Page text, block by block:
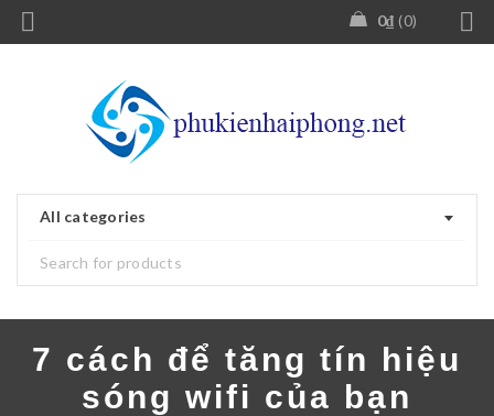
0₫ 0
All categories
7 cách để tăng tín hiệu
sóng wifi của bạn